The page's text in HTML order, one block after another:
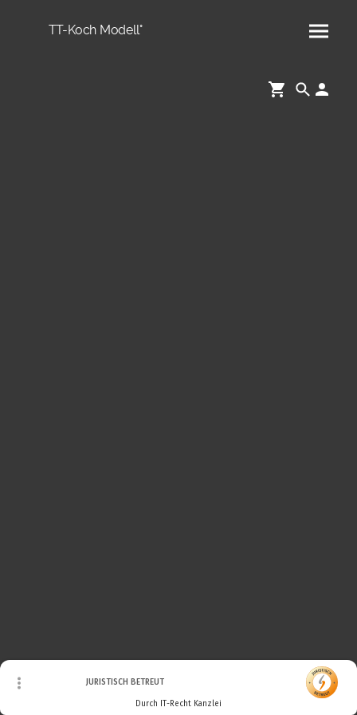
TT-Koch Modell°
JURISTISCH BETREUT
Durch IT-Recht Kanzlei